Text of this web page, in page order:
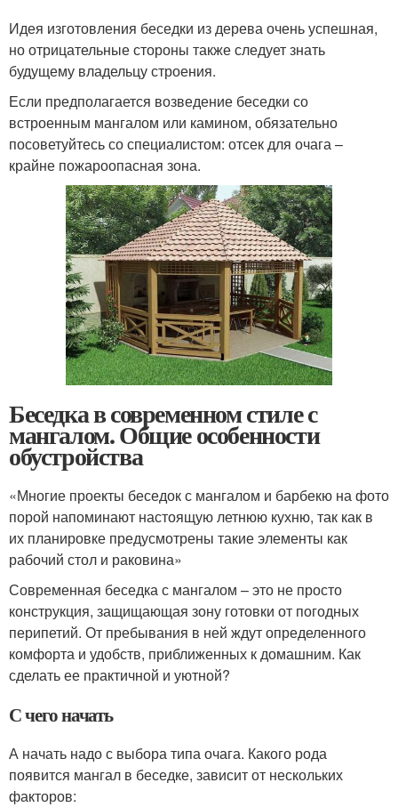
Идея изготовления беседки из дерева очень успешная,
но отрицательные стороны также следует знать
будущему владельцу строения.
Если предполагается возведение беседки со
встроенным мангалом или камином, обязательно
посоветуйтесь со специалистом: отсек для очага –
крайне пожароопасная зона.
Беседка в современном стиле с
мангалом. Общие особенности
обустройства
«Многие проекты беседок с мангалом и барбекю на фото
порой напоминают настоящую летнюю кухню, так как в
их планировке предусмотрены такие элементы как
рабочий стол и раковина»
Современная беседка с мангалом – это не просто
конструкция, защищающая зону готовки от погодных
перипетий. От пребывания в ней ждут определенного
комфорта и удобств, приближенных к домашним. Как
сделать ее практичной и уютной?
С чего начать
А начать надо с выбора типа очага. Какого рода
появится мангал в беседке, зависит от нескольких
факторов: